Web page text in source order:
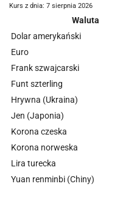
Kurs z dnia: 7 sierpnia 2026
Waluta
Dolar amerykański
Euro
Frank szwajcarski
Funt szterling
Hrywna (Ukraina)
Jen (Japonia)
Korona czeska
Korona norweska
Lira turecka
Yuan renminbi (Chiny)